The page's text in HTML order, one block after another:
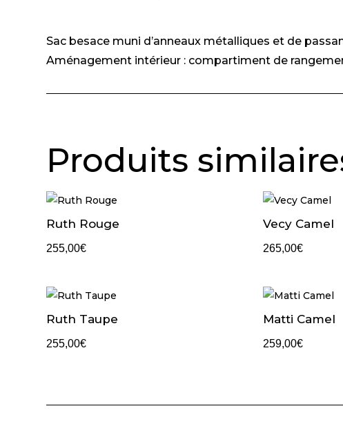
Sac besace muni d’anneaux métalliques et de
Aménagement intérieur : compartiment de
Produits
Ruth Rouge
255,00€
Vecy Camel
265,00€
Ruth Taupe
255,00€
Matti Camel
259,00€